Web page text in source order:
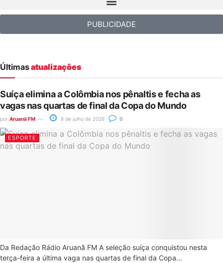
PUBLICIDADE
Últimasatualizações
Suíça elimina a Colômbia nos pênaltis e fecha as
vagas nas quartas de final da Copa do Mundo
por Aruanã FM 8 de julho de 2026 0
ESPORTE
Da Redação Rádio Aruanã FM A seleção suíça conquistou nesta
terça-feira a última vaga nas quartas de final da Copa...